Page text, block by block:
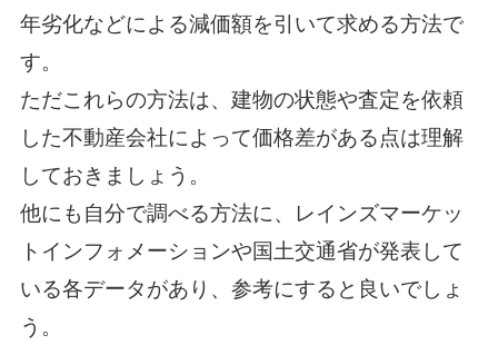
年劣化などによる減価額を引いて求める方法で
す。
ただこれらの方法は、建物の状態や査定を依頼
した不動産会社によって価格差がある点は理解
しておきましょう。
他にも自分で調べる方法に、レインズマーケッ
トインフォメーションや国土交通省が発表して
いる各データがあり、参考にすると良いでしょ
う。